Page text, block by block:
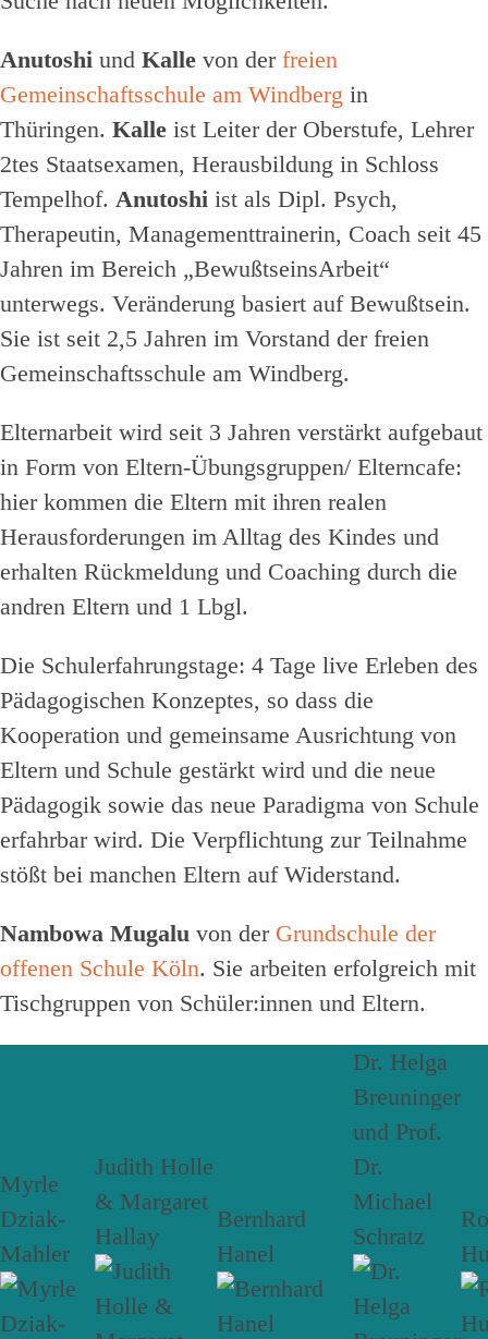
Anutoshi und Kalle von der freien
Gemeinschaftsschule am Windberg in
Thüringen. Kalle ist Leiter der Oberstufe, Lehrer
2tes Staatsexamen, Herausbildung in Schloss
Tempelhof. Anutoshi ist als Dipl. Psych,
Therapeutin, Managementtrainerin, Coach seit 45
Jahren im Bereich „BewußtseinsArbeit“
unterwegs. Veränderung basiert auf Bewußtsein.
Sie ist seit 2,5 Jahren im Vorstand der freien
Gemeinschaftsschule am Windberg.
Elternarbeit wird seit 3 Jahren verstärkt aufgebaut
in Form von Eltern-Übungsgruppen/ Elterncafe:
hier kommen die Eltern mit ihren realen
Herausforderungen im Alltag des Kindes und
erhalten Rückmeldung und Coaching durch die
andren Eltern und 1 Lbgl.
Die Schulerfahrungstage: 4 Tage live Erleben des
Pädagogischen Konzeptes, so dass die
Kooperation und gemeinsame Ausrichtung von
Eltern und Schule gestärkt wird und die neue
Pädagogik sowie das neue Paradigma von Schule
erfahrbar wird. Die Verpflichtung zur Teilnahme
stößt bei manchen Eltern auf Widerstand.
Nambowa Mugalu von der Grundschule der
offenen Schule Köln. Sie arbeiten erfolgreich mit
Tischgruppen von Schüler:innen und Eltern.
Myrle
Dziak-
Mahler
Judith Holle
& Margaret
Hallay
Bernhard
Hanel
Dr. Helga
Breuninger
und Prof.
Dr.
Michael
Schratz